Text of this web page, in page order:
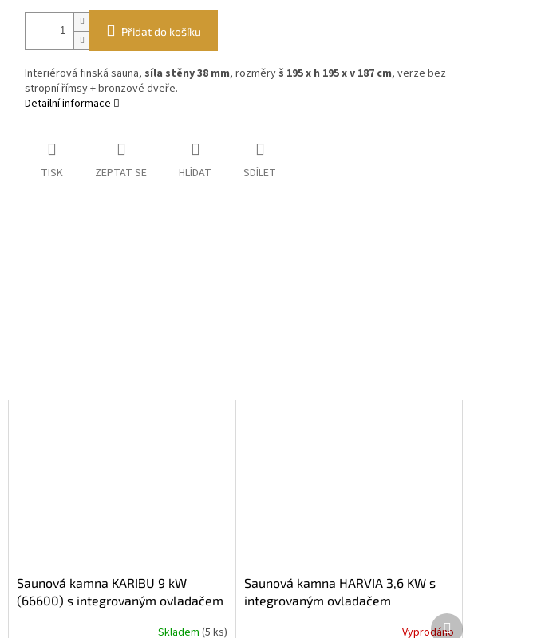
Přidat do košíku
Interiérová finská sauna, síla stěny 38 mm, rozměry š 195 x h 195 x v 187 cm, verze bez
stropní římsy + bronzové dveře.
Detailní informace
TISK ZEPTAT SE HLÍDAT SDÍLET
saunová kamna KARIBU 9 kW
(66600) s integrovaným ovladačem
Skladem (5 ks)
Saunová kamna HARVIA 3,6 KW s
integrovaným ovladačem
Vyprodáno
Další
produkt